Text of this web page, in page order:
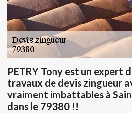
PETRY Tony est un expert
travaux de devis zingueur
vraiment imbattables à
dans le 79380 !!